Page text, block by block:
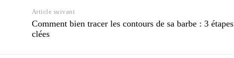
Article suivant
Comment bien tracer les contours de sa barbe : 3 étapes
clées